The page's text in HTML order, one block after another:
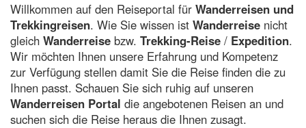
Willkommen auf den Reiseportal für Wanderreisen und
Trekkingreisen. Wie Sie wissen ist Wanderreise nicht
gleich Wanderreise bzw. Trekking-Reise / Expedition.
Wir möchten Ihnen unsere Erfahrung und Kompetenz
zur Verfügung stellen damit Sie die Reise finden die zu
Ihnen passt. Schauen Sie sich ruhig auf unseren
Wanderreisen Portal die angebotenen Reisen an und
suchen sich die Reise heraus die Ihnen zusagt.